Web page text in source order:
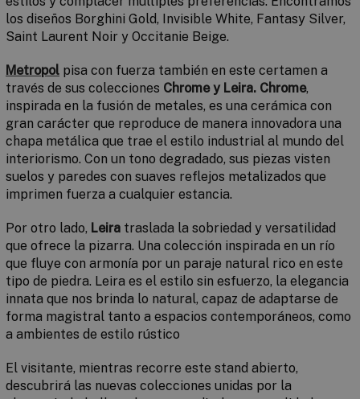
los diseños Borghini Gold, Invisible White, Fantasy Silver,
Saint Laurent Noir y Occitanie Beige.
Metropol pisa con fuerza también en este certamen a
través de sus colecciones Chrome y Leira. Chrome,
inspirada en la fusión de metales, es una cerámica con
gran carácter que reproduce de manera innovadora una
chapa metálica que trae el estilo industrial al mundo del
interiorismo. Con un tono degradado, sus piezas visten
suelos y paredes con suaves reflejos metalizados que
imprimen fuerza a cualquier estancia.
Por otro lado, Leira traslada la sobriedad y versatilidad
que ofrece la pizarra. Una colección inspirada en un río
que fluye con armonía por un paraje natural rico en este
tipo de piedra. Leira es el estilo sin esfuerzo, la elegancia
innata que nos brinda lo natural, capaz de adaptarse de
forma magistral tanto a espacios contemporáneos, como
a ambientes de estilo rústico
El visitante, mientras recorre este stand abierto,
descubrirá las nuevas colecciones unidas por la